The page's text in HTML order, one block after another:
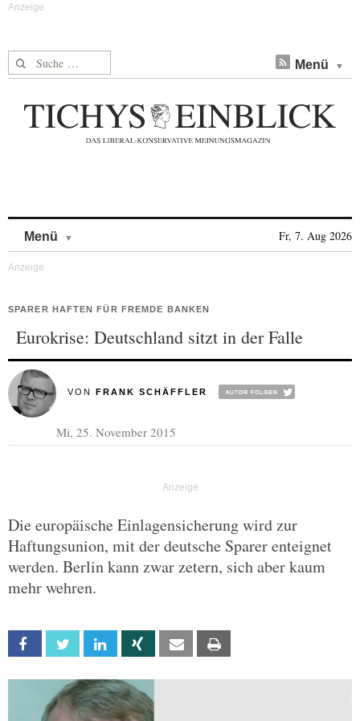
Suche nach: Menü
Menü Fr, 7. Aug 2026
SPARER HAFTEN FÜR FREMDE BANKEN
Eurokrise: Deutschland sitzt in der Falle
VON FRANK SCHÄFFLER
Mi, 25. November 2015
Die europäische Einlagensicherung wird zur
Haftungsunion, mit der deutsche Sparer enteignet
werden. Berlin kann zwar zetern, sich aber kaum
mehr wehren.
Facebook Twitter Linkedin Xing Email